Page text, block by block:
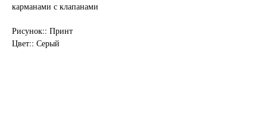
карманами с клапанами
Рисунок:: Принт
Цвет:: Серый
Пройдите тест и узнайте стоимость
Нужен отлично сидящий
костюм для офиса?